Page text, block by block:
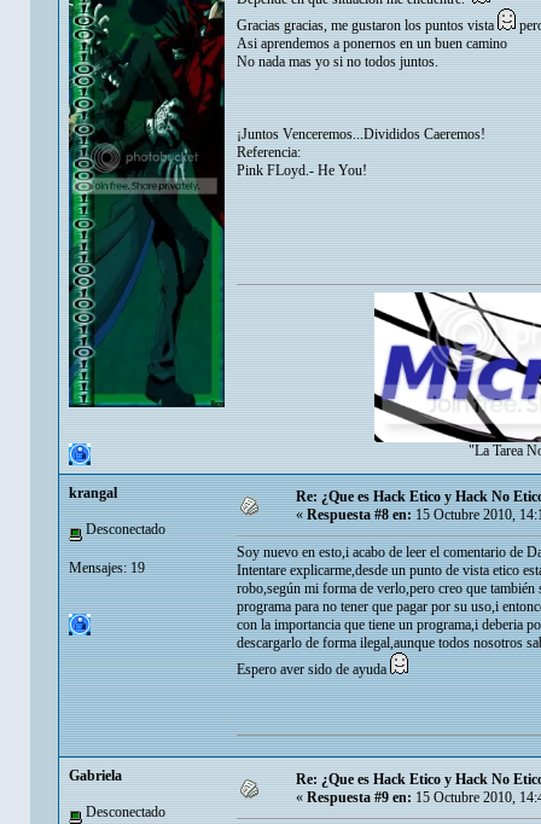
Gracias gracias, me gustaron los puntos vista
Asi aprendemos a ponernos en un buen camino
No nada mas yo si no todos juntos.
¡Juntos Venceremos...Divididos Caeremos!
Referencia:
Pink FLoyd.- He You!
"La Tarea
krangal
Desconectado
Mensajes: 19
Re: ¿Que es Hack Etico y Hack No
«Respuesta #8 en:15 Octubre 2010,
Soy nuevo en esto,i acabo de leer el comentario de
Intentare explicarme,desde un punto de vista etico
robo,según mi forma de verlo,pero creo que también
programa para no tener que pagar por su uso,i
con la importancia que tiene un programa,i deberia
descargarlo de forma ilegal,aunque todos nosotros
Espero aver sido de ayuda
Gabriela
Desconectado
Re: ¿Que es Hack Etico y Hack No
« Respuesta #9 en: 15 Octubre 2010,